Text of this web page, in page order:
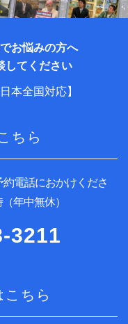
お悩みの方へ
してください
本全国対応】
ちら
電話におかけくださ
年中無休）
3211
こちら